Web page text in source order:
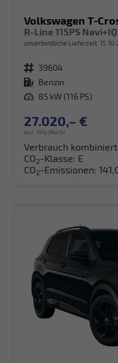
Volkswagen T-
unverbindliche Lieferzeit:
Fahrzeugnr. 39604
Kraftstoff Benzin
Leistung 85 kW (116 PS)
27.020,– €
incl. 19% MwSt.
Verbrauch
CO2-Klasse: E
CO2-Emissionen: